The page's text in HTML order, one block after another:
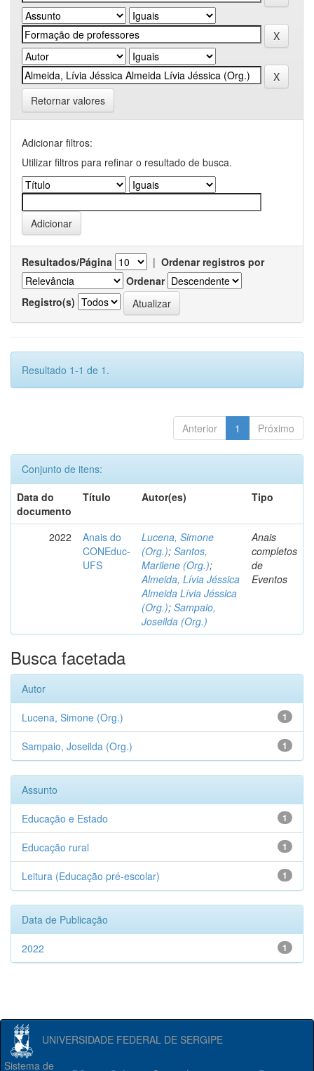
Retornar valores
Adicionar filtros:
Utilizar filtros para refinar o resultado de busca.
Resultados/Página | Ordenar registros por
Ordenar
Registro(s)
Resultado 1-1 de 1.
Anterior 1 Próximo
Conjunto de itens:
Data do
documento
Título Autor(es) Tipo
2022
Anais do
CONEduc-
UFS
Lucena, Simone
(Org.); Santos,
Marilene (Org.);
Almeida, Lívia Jéssica
Almeida Lívia Jéssica
(Org.); Sampaio,
Joseilda (Org.)
Anais
completos
de
Eventos
Busca facetada
Autor
1
Lucena, Simone (Org.)
1
Sampaio, Joseilda (Org.)
Assunto
1
Educação e Estado
1
Educação rural
1
Leitura (Educação pré-escolar)
Data de Publicação
1
2022
UNIVERSIDADE FEDERAL DE SERGIPE
Sistema de